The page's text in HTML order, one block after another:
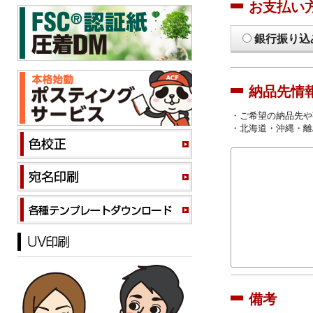
お支払い
銀行振り込
納品先情
・ご希望の納品先
・北海道・沖縄・
備考